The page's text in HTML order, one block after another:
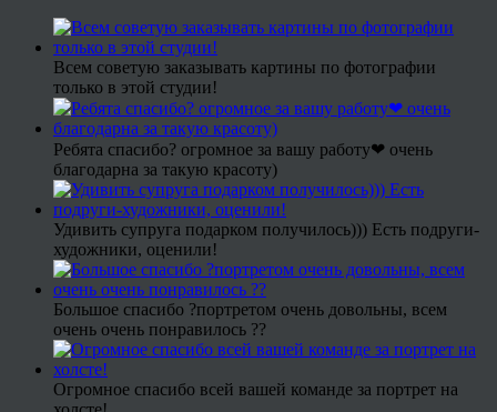
Всем советую заказывать картины по фотографии
только в этой студии!
Ребята спасибо? огромное за вашу работу❤ очень
благодарна за такую красоту)
Удивить супруга подарком получилось))) Есть подруги-
художники, оценили!
Большое спасибо ?портретом очень довольны, всем
очень очень понравилось ??
Огромное спасибо всей вашей команде за портрет на